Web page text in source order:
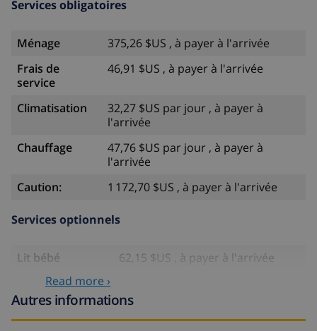
Services obligatoires
Ménage
375,26 $US , à payer à l'arrivée
Frais de
service
46,91 $US , à payer à l'arrivée
Climatisation
32,27 $US par jour , à payer à
l'arrivée
Chauffage
47,76 $US par jour , à payer à
l'arrivée
Caution:
1 172,70 $US , à payer à l'arrivée
Services optionnels
Lit bébé
62,15 $US , à payer à l'arrivée
Siège enfant
Draps
supplémentaires
17,59 $US par personne , à
payer à l'arrivée
Read more ›
Autres informations